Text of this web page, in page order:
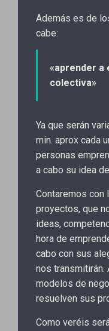
Además es de
cabe:
«aprender a
colectiva»
Ya que serán
min. aprox cada
personas
a cabo su idea
Contaremos
proyectos, que
ideas,
hora de
cabo con sus
nos transmitirán.
modelos de
resuelven sus
Como veréis